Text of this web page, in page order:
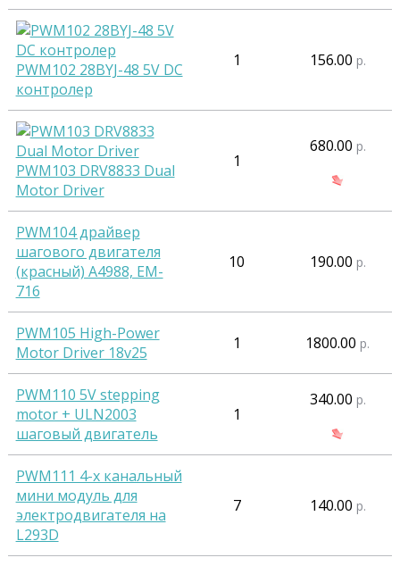
PWM102 28BYJ-48 5V DC
контролер
1 156.00 р.
PWM103 DRV8833 Dual
Motor Driver
1
680.00 р.
PWM104 драйвер
шагового двигателя
(красный) А4988, EM-
716
10 190.00 р.
PWM105 High-Power
Motor Driver 18v25
1 1800.00 р.
PWM110 5V stepping
motor + ULN2003
шаговый двигатель
1
340.00 р.
PWM111 4-х канальный
мини модуль для
электродвигателя на
L293D
7 140.00 р.